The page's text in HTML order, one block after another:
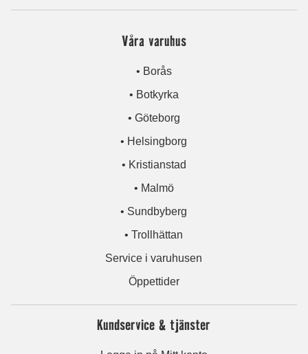
Våra varuhus
• Borås
• Botkyrka
• Göteborg
• Helsingborg
• Kristianstad
• Malmö
• Sundbyberg
• Trollhättan
Service i varuhusen
Öppettider
Kundservice & tjänster